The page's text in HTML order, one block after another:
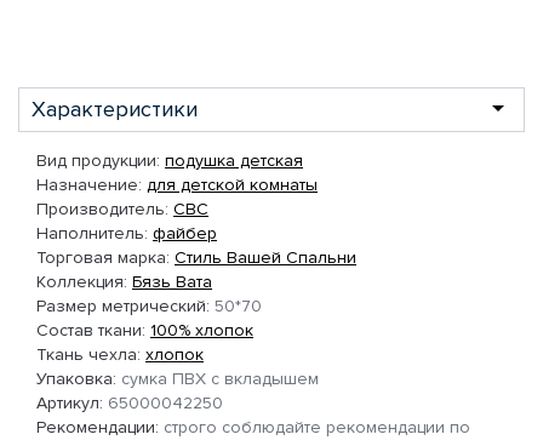
Характеристики
Вид продукции: подушка детская
Назначение: для детской комнаты
Производитель: СВС
Наполнитель: файбер
Торговая марка: Стиль Вашей Спальни
Коллекция: Бязь Вата
Размер метрический: 50*70
Состав ткани: 100% хлопок
Ткань чехла: хлопок
Упаковка: сумка ПВХ с вкладышем
Артикул: 65000042250
Рекомендации: строго соблюдайте рекомендации по